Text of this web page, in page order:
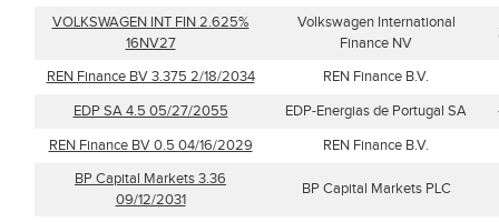
VOLKSWAGEN INT FIN 2.625%
16NV27
Volkswagen International
Finance NV
REN Finance BV 3.375 2/18/2034
REN Finance B.V.
EDP SA 4.5 05/27/2055
EDP-Energias de Portugal SA
REN Finance BV 0.5 04/16/2029
REN Finance B.V.
BP Capital Markets 3.36
09/12/2031
BP Capital Markets PLC